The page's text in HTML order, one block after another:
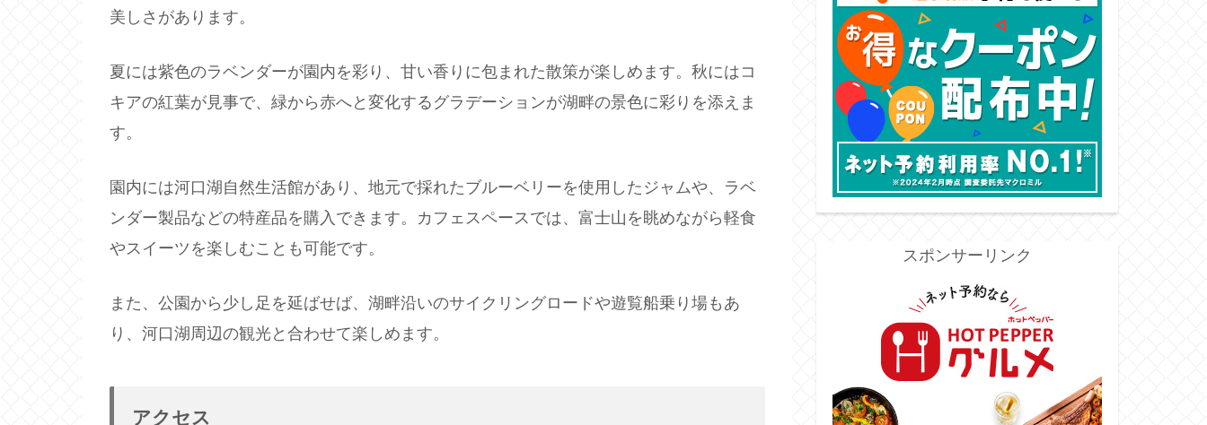
美しさがあります。
夏には紫色のラベンダーが園内を彩り、甘い香りに包まれた散策が楽しめます。秋にはコ
キアの紅葉が見事で、緑から赤へと変化するグラデーションが湖畔の景色に彩りを添えま
す。
園内には河口湖自然生活館があり、地元で採れたブルーベリーを使用したジャムや、ラベ
ンダー製品などの特産品を購入できます。カフェスペースでは、富士山を眺めながら軽食
やスイーツを楽しむことも可能です。
また、公園から少し足を延ばせば、湖畔沿いのサイクリングロードや遊覧船乗り場もあ
り、河口湖周辺の観光と合わせて楽しめます。
アクセス
スポンサーリンク